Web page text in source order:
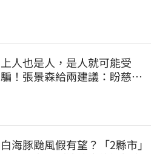
上人也是人，是人就可能受
騙！張景森給兩建議：盼慈濟
白海豚颱風假有望？「2縣市」